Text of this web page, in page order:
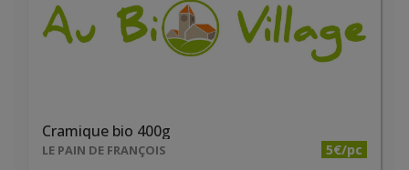
Cramique bio 400g
LE PAIN DE FRANÇOIS 5€/pc